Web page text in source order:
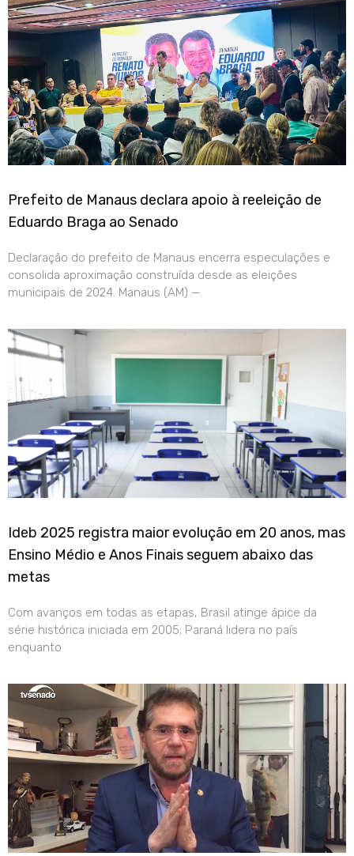
Prefeito de Manaus declara apoio à reeleição de
Eduardo Braga ao Senado
Declaração do prefeito de Manaus encerra especulações e
consolida aproximação construída desde as eleições
municipais de 2024. Manaus (AM) —
Ideb 2025 registra maior evolução em 20 anos, mas
Ensino Médio e Anos Finais seguem abaixo das
metas
Com avanços em todas as etapas, Brasil atinge ápice da
série histórica iniciada em 2005; Paraná lidera no país
enquanto